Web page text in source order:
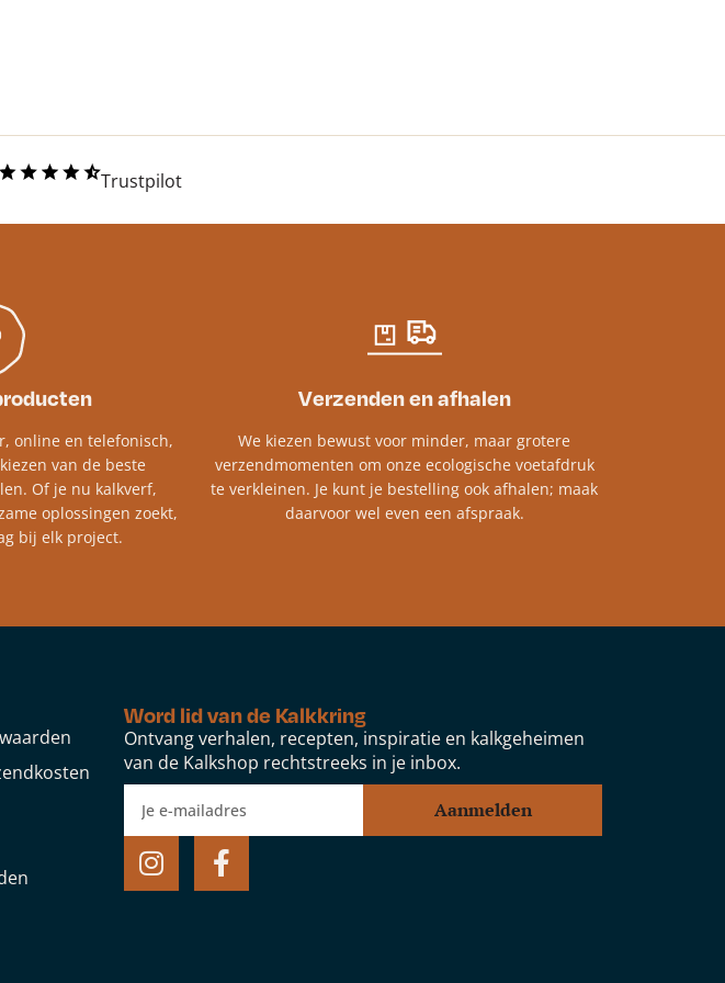
Trustpilot
online en telefonisch,
van de beste
Of je nu kalkverf,
oplossingen zoekt,
bij elk project.​
Verzenden en afhalen
We kiezen bewust voor minder, maar grotere
verzendmomenten om onze ecologische voetafdruk
te verkleinen. Je kunt je bestelling ook afhalen; maak
daarvoor wel even een afspraak.
Word lid van de Kalkkring
Ontvang verhalen, recepten, inspiratie en kalkgeheimen
van de Kalkshop rechtstreeks in je inbox.
Aanmelden